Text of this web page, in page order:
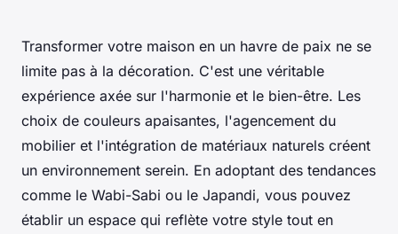
Transformer votre maison en un havre de paix ne se
limite pas à la décoration. C'est une véritable
expérience axée sur l'harmonie et le bien-être. Les
choix de couleurs apaisantes, l'agencement du
mobilier et l'intégration de matériaux naturels créent
un environnement serein. En adoptant des tendances
comme le Wabi-Sabi ou le Japandi, vous pouvez
établir un espace qui reflète votre style tout en